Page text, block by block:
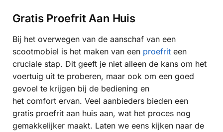
Gratis Proefrit Aan Huis
Bij het overwegen van de aanschaf van een
scootmobiel is het maken van een proefrit een
cruciale stap. Dit geeft je niet alleen de kans om het
voertuig uit te proberen, maar ook om een goed
gevoel te krijgen bij de bediening en
het comfort ervan. Veel aanbieders bieden een
gratis proefrit aan huis aan, wat het proces nog
gemakkelijker maakt. Laten we eens kijken naar de